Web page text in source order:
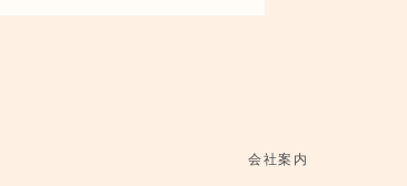
会社案内